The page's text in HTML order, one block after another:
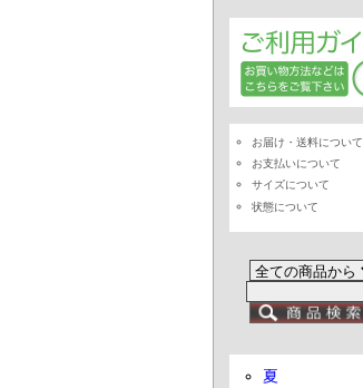
お届け・送料について
お支払いについて
サイズについて
状態について
夏